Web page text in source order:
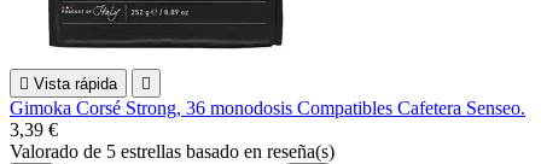
 Vista rápida 
Gimoka Corsé Strong, 36 monodosis Compatibles Cafetera Senseo.
3,39 €
Valorado de 5 estrellas basado en reseña(s)